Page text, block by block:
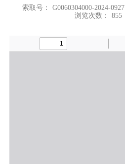
索取号： G0060304000-2024-0927
浏览次数：
855